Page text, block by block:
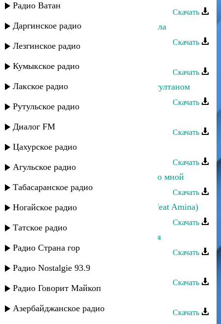
Радио Ватан
Даргинское радио
Лезгинское радио
Кумыкское радио
Лакское радио
Рутульское радио
Диалог FM
Цахурское радио
Агульское радио
Табасаранское радио
Ногайское радио
Татское радио
Радио Страна гор
Радио Nostalgie 93.9
Радио Говорит Майкоп
Азербайджанское радио
Скачать
Шамиль Кашешов - Ах, если б знала
Скачать
Скачать
Шамиль Кашешов - Если б я был султаном
Скачать
Скачать
ЭGO - Ты с другим
Скачать
Рустам Ахмедханов - Если ты не со мной
Скачать
Falshivie MC - Если нету любовь (feat Amina)
Скачать
Джамиля Гамзатова - Если нет тебя
Скачать
Кристина - Если ты придешь
Скачать
Скачать